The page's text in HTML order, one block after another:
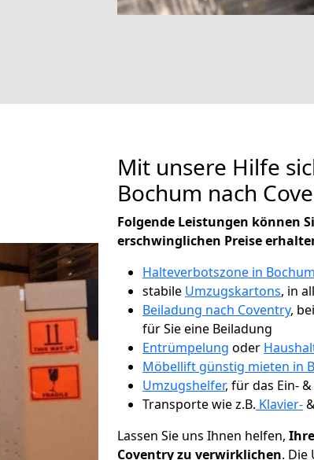
Mit unsere Hilfe
Bochum nach
Folgende Leistungen können
erschwinglichen Preise
Halteverbotszone in Bochum
stabile Umzugskartons, in
Beiladung nach Coventry,
für Sie eine Beiladung
Entrümpelung oder
Möbellift günstig mieten in
Umzugshelfer, für das Ein-
Transporte wie z.B. Klavier-
Lassen Sie uns Ihnen helfen,
Coventry zu verwirklichen. Die